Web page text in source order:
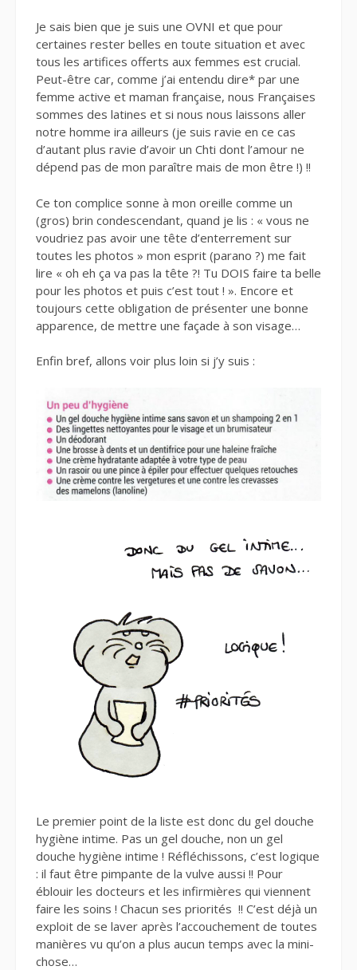
Je sais bien que je suis une OVNI et que pour
certaines rester belles en toute situation et avec
tous les artifices offerts aux femmes est crucial.
Peut-être car, comme j’ai entendu dire* par une
femme active et maman française, nous Françaises
sommes des latines et si nous nous laissons aller
notre homme ira ailleurs (je suis ravie en ce cas
d’autant plus ravie d’avoir un Chti dont l’amour ne
dépend pas de mon paraître mais de mon être !) !!
Ce ton complice sonne à mon oreille comme un
(gros) brin condescendant, quand je lis : « vous ne
voudriez pas avoir une tête d’enterrement sur
toutes les photos » mon esprit (parano ?) me fait
lire « oh eh ça va pas la tête ?! Tu DOIS faire ta belle
pour les photos et puis c’est tout ! ». Encore et
toujours cette obligation de présenter une bonne
apparence, de mettre une façade à son visage…
Enfin bref, allons voir plus loin si j’y suis :
Le premier point de la liste est donc du gel douche
hygiène intime. Pas un gel douche, non un gel
douche hygiène intime ! Réfléchissons, c’est logique
: il faut être pimpante de la vulve aussi !! Pour
éblouir les docteurs et les infirmières qui viennent
faire les soins ! Chacun ses priorités !! C’est déjà un
exploit de se laver après l’accouchement de toutes
manières vu qu’on a plus aucun temps avec la mini-
chose…